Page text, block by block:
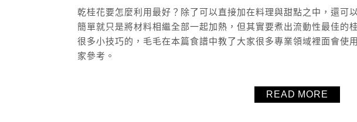
乾桂花要怎麼利用最好？除了可以直接加在料理與甜點之中，還可
簡單就只是將材料相繼全部一起加熱，但其實要煮出流動性最佳的
很多小技巧的，毛毛在本篇食譜中教了大家很多專業領域裡面會使
家參考。
READ MORE